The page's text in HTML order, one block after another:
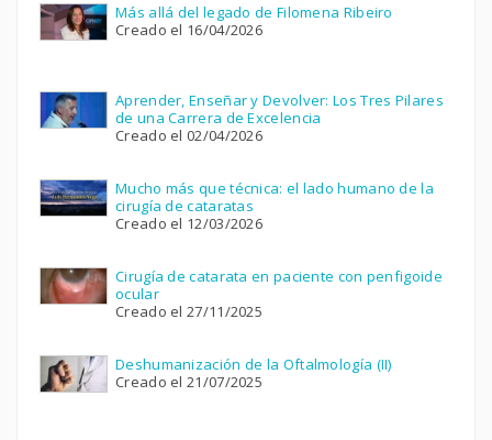
Más allá del legado de Filomena Ribeiro
Creado el 16/04/2026
Aprender, Enseñar y Devolver: Los Tres Pilares
de una Carrera de Excelencia
Creado el 02/04/2026
Mucho más que técnica: el lado humano de la
cirugía de cataratas
Creado el 12/03/2026
Cirugía de catarata en paciente con penfigoide
ocular
Creado el 27/11/2025
Deshumanización de la Oftalmología (II)
Creado el 21/07/2025